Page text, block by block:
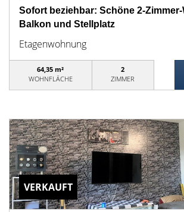
Sofort beziehbar: Schöne 2-
Balkon und Stellplatz
Etagenwohnung
64,35 m²
WOHNFLÄCHE
2
ZIMMER
VERKAUFT